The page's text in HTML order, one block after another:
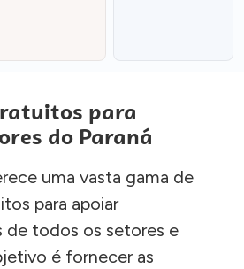
para
do Paraná
uma vasta gama de
para apoiar
de todos os setores e
é fornecer as